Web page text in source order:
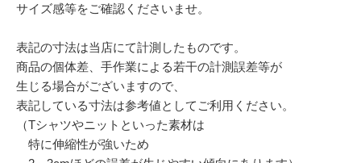
サイズ感等をご確認くださいませ。
表記の寸法は当店にて計測したものです。
商品の個体差、手作業による若干の計測誤差等が
生じる場合がございますので、
表記している寸法は参考値としてご利用ください。
（Tシャツやニットといった素材は
特に伸縮性が強いため